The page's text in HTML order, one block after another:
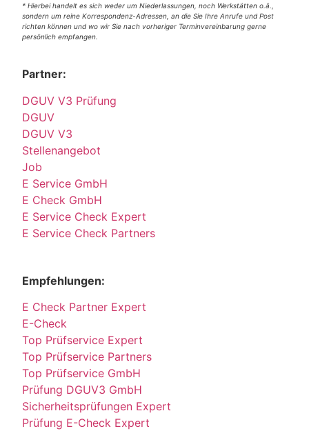
* Hierbei handelt es sich weder um Niederlassungen, noch Werkstätten o.ä.,
sondern um reine Korrespondenz-Adressen, an die Sie Ihre Anrufe und Post
richten können und wo wir Sie nach vorheriger Terminvereinbarung gerne
persönlich empfangen.
Partner:
DGUV V3 Prüfung
DGUV
DGUV V3
Stellenangebot
Job
E Service GmbH
E Check GmbH
E Service Check Expert
E Service Check Partners
Empfehlungen:
E Check Partner Expert
E-Check
Top Prüfservice Expert
Top Prüfservice Partners
Top Prüfservice GmbH
Prüfung DGUV3 GmbH
Sicherheitsprüfungen Expert
Prüfung E-Check Expert